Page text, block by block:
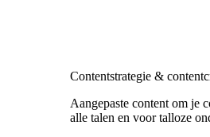
Contentstrategie &
Aangepaste content om je
alle talen en voor talloze